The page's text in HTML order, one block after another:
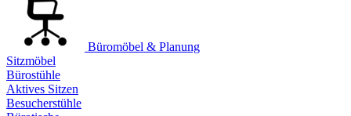
Büromöbel & Planung
Sitzmöbel
Bürostühle
Aktives Sitzen
Besucherstühle